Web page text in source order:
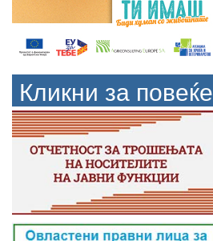
Кликни за повеќе